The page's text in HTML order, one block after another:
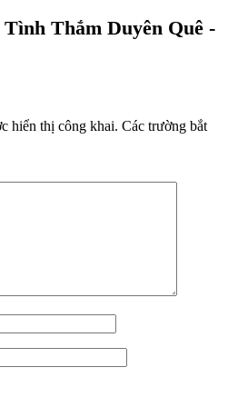
Thắm Duyên Quê -
hiển thị công khai. Các trường bắt